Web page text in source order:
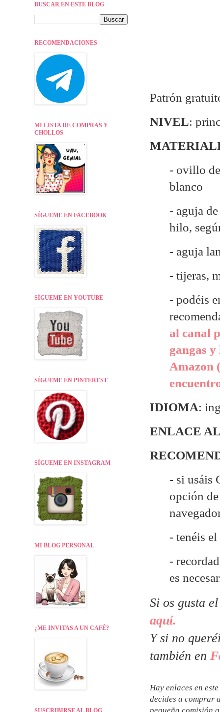
Patrón
NIVEL:
- ovillo
blanco
- aguja
hilo,
- aguja
- tijeras,
- podéis
al canal
gangas
Amazon
IDIOMA:
ENLACE
- si usáis
opción
- tenéis
-
es
Si os gusta
aquí.
Y si no
también en
Hay enlaces en
decides a comprar
BUSCAR EN ESTE BLOG
RECOMENDACIONES
MI LISTA DE COMPRAS Y
CHOLLOS
SÍGUEME EN FACEBOOK
SÍGUEME EN YOUTUBE
SÍGUEME EN PINTEREST
SÍGUEME EN INSTAGRAM
MI BLOG PERSONAL
¿ME INVITAS A UN CAFÉ?
SUSCRIBIRSE AL BLOG